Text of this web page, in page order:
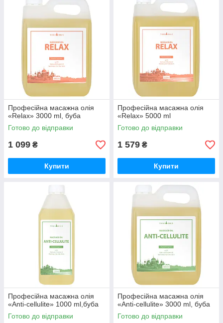
Професійна масажна олія
«Relax» 3000 ml, буба
Готово до відправки
1 099 ₴
Купити
Професійна масажна олія
«Relax» 5000 ml
Готово до відправки
1 579 ₴
Купити
Професійна масажна олія
«Anti-cellulite» 1000 ml,буба
Готово до відправки
Професійна масажна олія
«Anti-cellulite» 3000 ml, буба
Готово до відправки